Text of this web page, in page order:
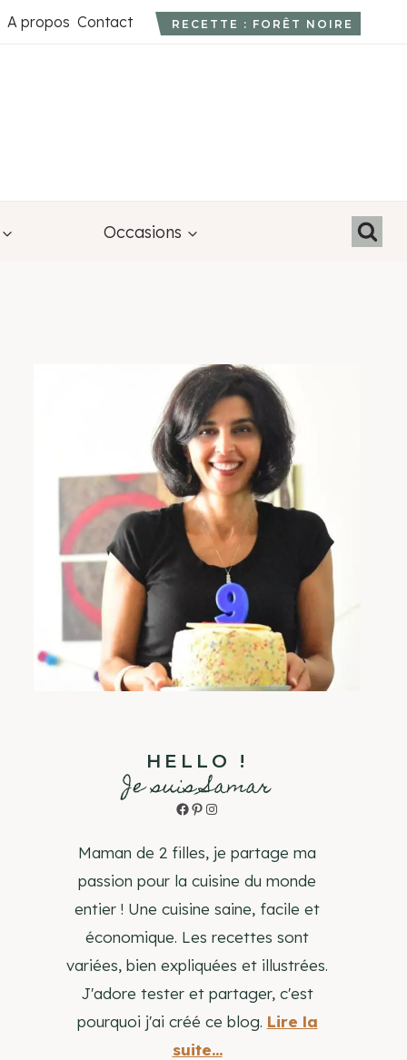
A propos Contact RECETTE : FORÊT NOIRE
Occasions
HELLO !
Je suis Samar
Facebook
Pinterest
Instagram
Maman de 2 filles, je partage ma
passion pour la cuisine du monde
entier ! Une cuisine saine, facile et
économique. Les recettes sont
variées, bien expliquées et illustrées.
J'adore tester et partager, c'est
pourquoi j'ai créé ce blog. Lire la
suite...